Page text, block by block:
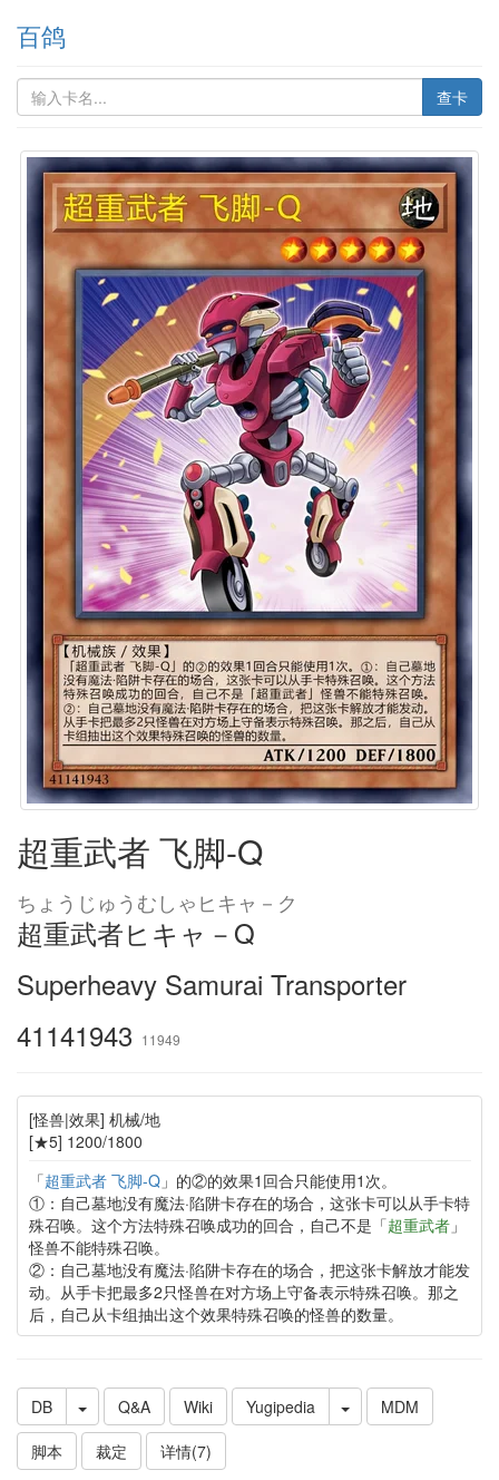
百鸽
查卡
超重武者 飞脚-Q
ちょうじゅうむしゃヒキャ－ク
超重武者ヒキャ－Q
Superheavy Samurai Transporter
41141943 11949
[怪兽|效果] 机械/地
[★5] 1200/1800
「超重武者 飞脚-Q」的②的效果1回合只能使用1次。
①：自己墓地没有魔法·陷阱卡存在的场合，这张卡可以从手卡特
殊召唤。这个方法特殊召唤成功的回合，自己不是「超重武者」
怪兽不能特殊召唤。
②：自己墓地没有魔法·陷阱卡存在的场合，把这张卡解放才能发
动。从手卡把最多2只怪兽在对方场上守备表示特殊召唤。那之
后，自己从卡组抽出这个效果特殊召唤的怪兽的数量。
DB Q&A Wiki Yugipedia
MDM
脚本
裁定 详情(7)